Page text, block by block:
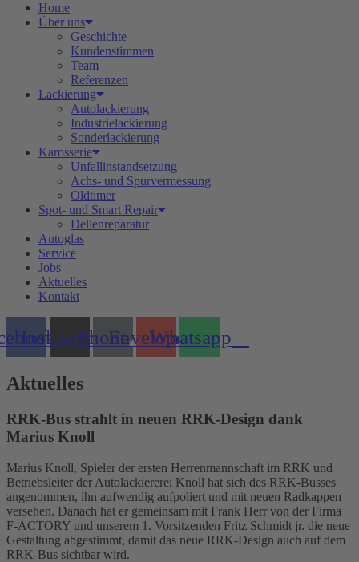
Home
Über uns
Geschichte
Kundenstimmen
Team
Referenzen
Lackierung
Autolackierung
Industrielackierung
Sonderlackierung
Karosserie
Unfallinstandsetzung
Achs- und Spurvermessung
Oldtimer
Spot- und Smart Repair
Dellenreparatur
Autoglas
Service
Jobs
Aktuelles
Kontakt
InstagramPhoneEnvelopeWhatsapp
Aktuelles
RRK-Bus strahlt in neuen RRK-Design dank
Marius Knoll
Marius Knoll, Spieler der ersten Herrenmannschaft im RRK und
Betriebsleiter der Autolackiererei Knoll hat sich des RRK-Busses
angenommen, ihn aufwendig aufpoliert und mit neuen Radkappen
versehen. Danach hat er gemeinsam mit Frank Herr von der Firma
F-ACTORY und unserem 1. Vorsitzenden Fritz Schmidt jr. die neue
Gestaltung abgestimmt, damit das neue RRK-Design auch auf dem
RRK-Bus sichtbar wird.